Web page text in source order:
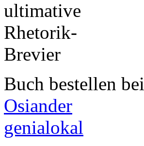
Buch bestellen bei
Osiander
genialokal